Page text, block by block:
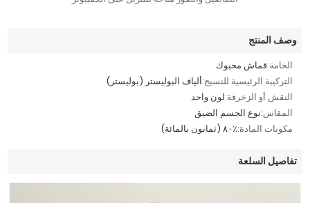
وصف المنتج
الخامة:قماش محبوك
التركيبة الرئيسية للنسيج:ألياف البوليستر (بوليستر)
النقش أو الزخرفة:لون واحد
المقاس:نوع الجسم الضيق
مكونات المادة:٪٨٠ (ثمانون بالمائة)
تفاصيل السلعة